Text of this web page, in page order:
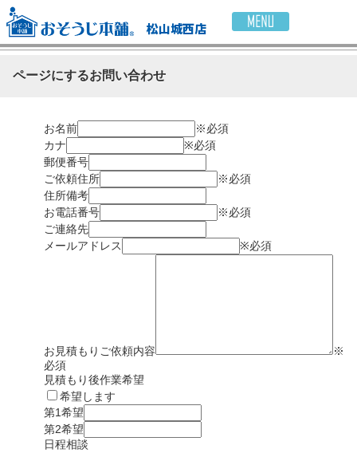
松山城西店
ページにするお問い合わせ
お名前
※必須
カナ
※必須
郵便番号
ご依頼住所
※必須
住所備考
お電話番号
※必須
ご連絡先
メールアドレス
※必須
お見積もりご依頼内容
※
必須
見積もり後作業希望
希望します
第1希望
第2希望
日程相談